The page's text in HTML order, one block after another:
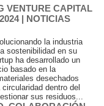
VENTURE CAPITAL
| NOTICIAS
la industria
sostenibilidad en su
ha desarrollado un
basado en la
desechados
dentro del
sus residuos...